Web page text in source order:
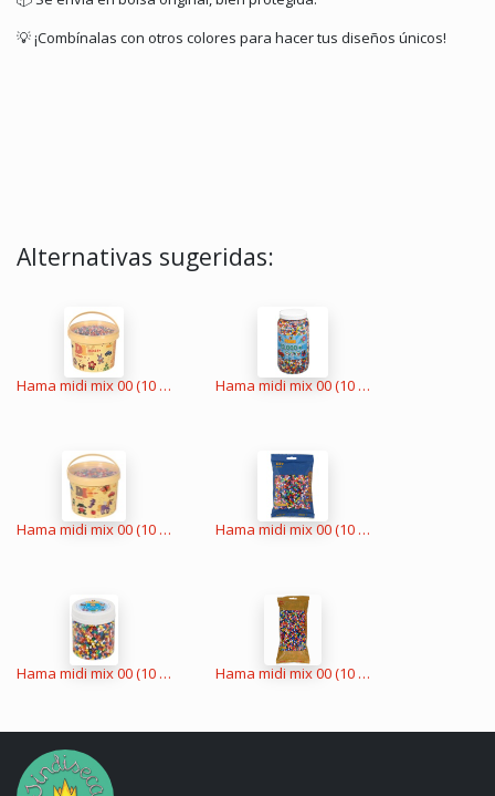
💡 ¡Combínalas con otros colores para hacer tus diseños únicos!
Alternativas sugeridas:
Hama midi mix 00 (10 colores) 10000 piezas en cubo Hama midi mix 00 (10 colores) 13000 piezas
Hama midi mix 00 (10 colores) 30000 piezas Hama midi mix 00 (10 colores) 3000 piezas
Hama midi mix 00 (10 colores) 3000 piezas en bote Hama midi mix 00 (10 colores) 6000 piezas